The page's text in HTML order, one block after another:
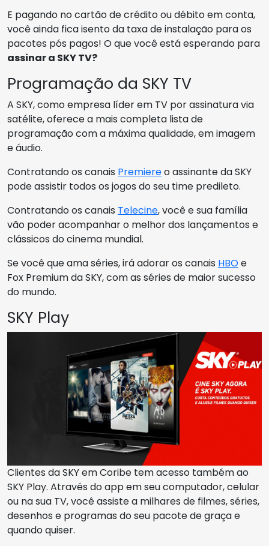
E pagando no cartão de crédito ou débito em conta,
você ainda fica isento da taxa de instalação para os
pacotes pós pagos! O que você está esperando para
assinar a SKY TV?
Programação da SKY TV
A SKY, como empresa líder em TV por assinatura via
satélite, oferece a mais completa lista de
programação com a máxima qualidade, em imagem
e áudio.
Contratando os canais Premiereo assinante da SKY
pode assistir todos os jogos do seu time predileto.
Contratando os canais Telecine, você e sua família
vão poder acompanhar o melhor dos lançamentos e
clássicos do cinema mundial.
Se você que ama séries, irá adorar os canais HBOe
Fox Premium da SKY, com as séries de maior sucesso
do mundo.
SKY Play
Clientes da SKY em Coribe tem acesso também ao
SKY Play. Através do app em seu computador, celular
ou na sua TV, você assiste a milhares de filmes, séries,
desenhos e programas do seu pacote de graça e
quando quiser.